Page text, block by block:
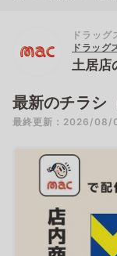
ドラッグ
ドラッグ
土居店
最新のチラシ
最終更新：2026/08/